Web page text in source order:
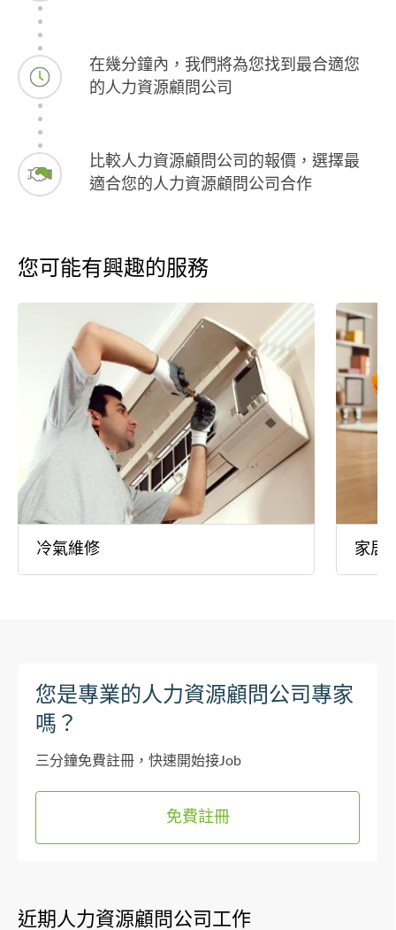
在幾分鐘內，我們將為您找到最合適您
的人力資源顧問公司
比較人力資源顧問公司的報價，選擇最
適合您的人力資源顧問公司合作
您可能有興趣的服務
冷氣維修 家居
您是專業的人力資源顧問公司專家
嗎？
三分鐘免費註冊，快速開始接Job
免費註冊
近期人力資源顧問公司工作